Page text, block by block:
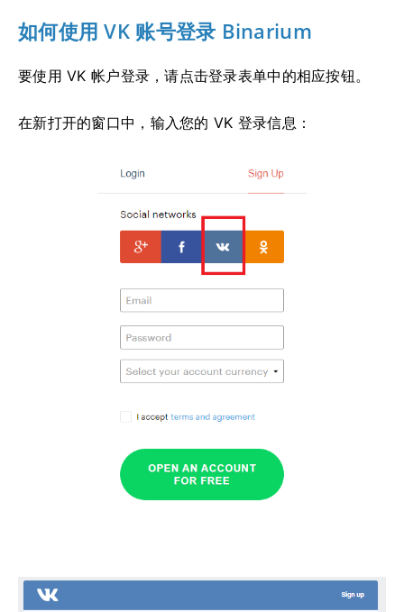
如何使用 VK 账号登录 Binarium
要使用 VK 帐户登录，请点击登录表单中的相应按钮。
在新打开的窗口中，输入您的 VK 登录信息：